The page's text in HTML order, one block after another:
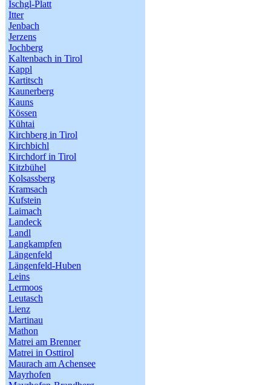
Ischgl-Platt
Itter
Jenbach
Jerzens
Jochberg
Kaltenbach in Tirol
Kappl
Kartitsch
Kaunerberg
Kauns
Kössen
Kühtai
Kirchberg in Tirol
Kirchbichl
Kirchdorf in Tirol
Kitzbühel
Kolsassberg
Kramsach
Kufstein
Laimach
Landeck
Landl
Langkampfen
Längenfeld
Längenfeld-Huben
Leins
Lermoos
Leutasch
Lienz
Martinau
Mathon
Matrei am Brenner
Matrei in Osttirol
Maurach am Achensee
Mayrhofen